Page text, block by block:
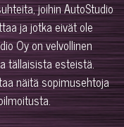
joihin AutoStudio
ja jotka eivät ole
Oy on velvollinen
tällaisista esteistä.
näitä sopimusehtoja